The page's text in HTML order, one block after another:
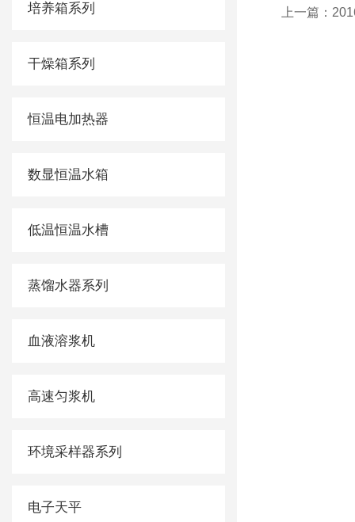
培养箱系列
干燥箱系列
恒温电加热器
数显恒温水箱
低温恒温水槽
蒸馏水器系列
血液溶浆机
高速匀浆机
环境采样器系列
电子天平
上一篇：